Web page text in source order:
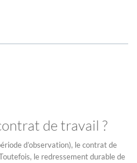
de travail ?
d’observation), le contrat de
le redressement durable de